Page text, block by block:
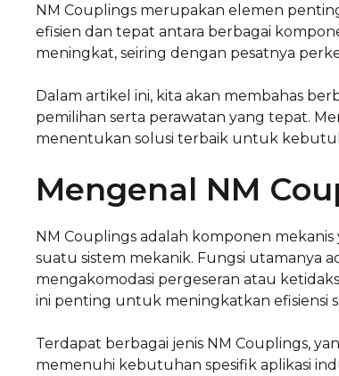
NM Couplings merupakan elemen
efisien dan tepat antara berbagai
meningkat, seiring dengan pesatnya
Dalam artikel ini, kita akan membahas
pemilihan serta perawatan yang tepat.
menentukan solusi terbaik untuk
Mengenal NM
NM Couplings adalah komponen
suatu sistem mekanik. Fungsi utamanya
mengakomodasi pergeseran atau
ini penting untuk meningkatkan efisiensi
Terdapat berbagai jenis NM Couplings,
memenuhi kebutuhan spesifik aplikasi